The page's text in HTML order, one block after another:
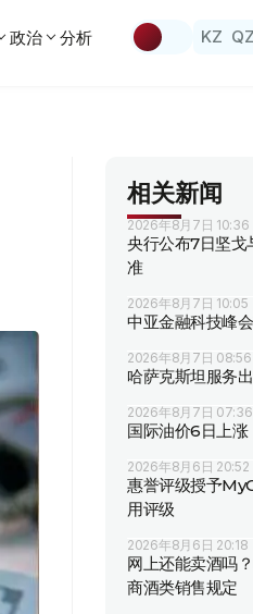
政治 分析 KZ QZ
相关新闻
2026年8月7日 10:36
央行公布7日坚戈
准
2026年8月7日 10:05
中亚金融科技峰
2026年8月7日 08:56
哈萨克斯坦服务
2026年8月7日 07:36
国际油价6日上涨
2026年8月6日 20:52
惠誉评级授予
用评级
2026年8月6日 20:18
网上还能卖酒吗
商酒类销售规定